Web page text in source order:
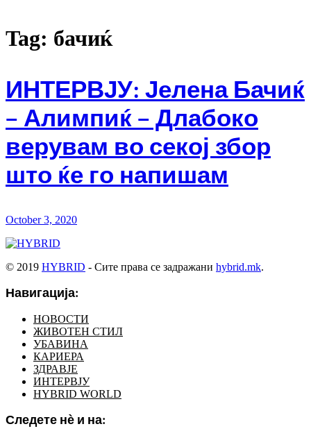
Tag: бачиќ
ИНТЕРВЈУ: Јелена Бачиќ
– Алимпиќ – Длабоко
верувам во секој збор
што ќе го напишам
October 3, 2020
© 2019 HYBRID - Сите права се задражани hybrid.mk.
Навигација:
НОВОСТИ
ЖИВОТЕН СТИЛ
УБАВИНА
КАРИЕРА
ЗДРАВЈЕ
ИНТЕРВЈУ
HYBRID WORLD
Следете нѐ и на: